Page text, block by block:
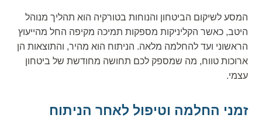
המסע לשיקום הביטחון והנוחות בטורקיה הוא תהליך מנוהל
היטב, כאשר הקליניקות מספקות תמיכה מקיפה החל מהייעוץ
הראשוני ועד להחלמה מלאה. הניתוח הוא מהיר, והתוצאות הן
ארוכות טווח, מה שמספק לכם תחושה מחודשת של ביטחון
עצמי.
זמני החלמה וטיפול לאחר הניתוח